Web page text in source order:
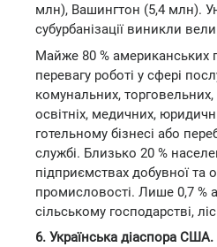
млн), Вашингтон (5,4 млн).
субурбанізації виникли
Майже 80 % американських
перевагу роботі у сфері
комунальних, торговельних,
освітніх, медичних,
готельному бізнесі або
службі. Близько 20 %
підприємствах добувної та
промисловості. Лише 0,7 %
сільському господарстві,
6. Українська діаспора США.